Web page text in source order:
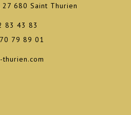
680 Saint Thurien
83 43 83
79 89 01